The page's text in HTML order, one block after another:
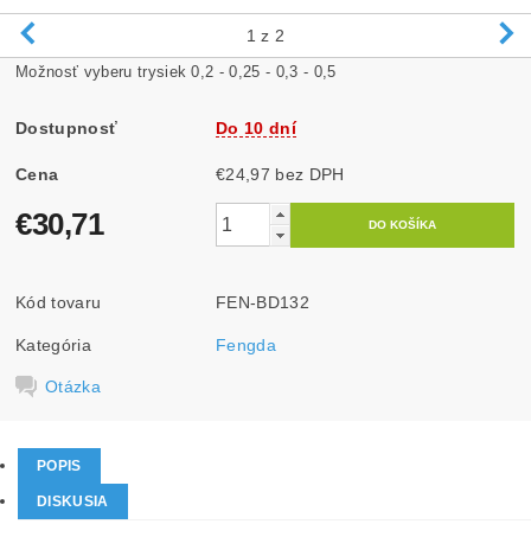
1 z 2
Možnosť vyberu trysiek 0,2 - 0,25 - 0,3 - 0,5
Dostupnosť Do 10 dní
Cena €24,97 bez DPH
€30,71
Kód tovaru FEN-BD132
Kategória Fengda
Otázka
POPIS
DISKUSIA